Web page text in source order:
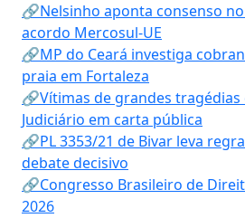
🔗Nelsinho aponta consenso
acordo Mercosul-UE
🔗MP do Ceará investiga
praia em Fortaleza
🔗Vítimas de grandes
Judiciário em carta pública
🔗PL 3353/21 de Bivar leva
debate decisivo
🔗Congresso Brasileiro de
2026